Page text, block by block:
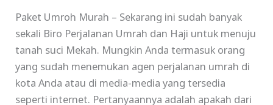
Paket Umroh Murah – Sekarang ini sudah banyak
sekali Biro Perjalanan Umrah dan Haji untuk menuju
tanah suci Mekah. Mungkin Anda termasuk orang
yang sudah menemukan agen perjalanan umrah di
kota Anda atau di media-media yang tersedia
seperti internet. Pertanyaannya adalah apakah dari